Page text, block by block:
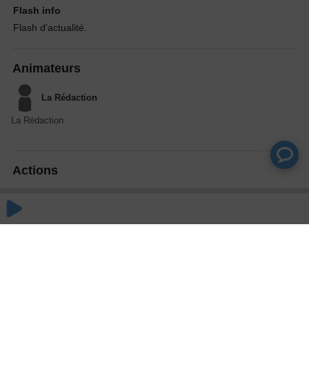
Flash info
Flash d'actualité.
Animateurs
La Rédaction
La Rédaction
Actions